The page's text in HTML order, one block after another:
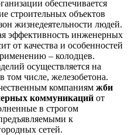
обеспечивается
строительных объектов
жизнедеятельности людей.
эффективность инженерных
от качества и особенностей
– колодцев.
осуществляется на
том числе, железобетона.
компаниям жби
коммуникаций от
в строгом
к
сетей.